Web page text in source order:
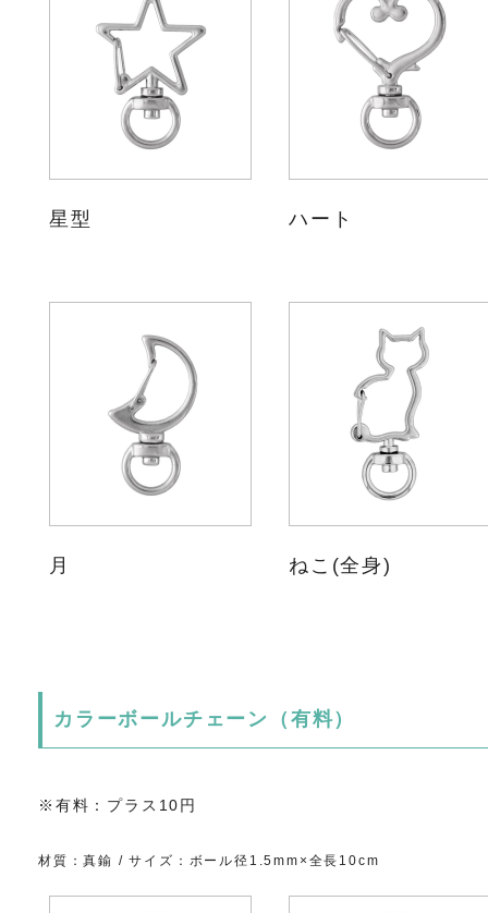
星型 ハート
月 ねこ(全身)
カラーボールチェーン（有料）
※有料：プラス10円
材質：真鍮 / サイズ：ボール径1.5mm×全長10cm